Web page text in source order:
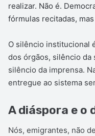
realizar. Não é.
fórmulas recitadas,
O silêncio institucional
dos órgãos, silêncio
silêncio da imprensa.
entregue ao sistema
A diáspora e o
Nós, emigrantes, não